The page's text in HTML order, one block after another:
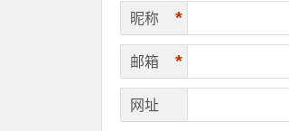
昵称 *
邮箱 *
网址